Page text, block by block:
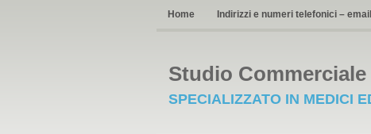
Home Indirizzi e numeri telefonici – email
Studio
SPECIALIZZATO IN MEDICI